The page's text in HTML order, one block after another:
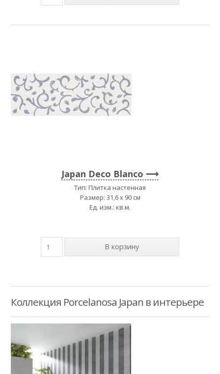
Japan Deco Blanco
Тип: Плитка настенная
Размер: 31,6 x 90 см
Ед. изм.: кв.м.
Коллекция Porcelanosa Japan в интерьере